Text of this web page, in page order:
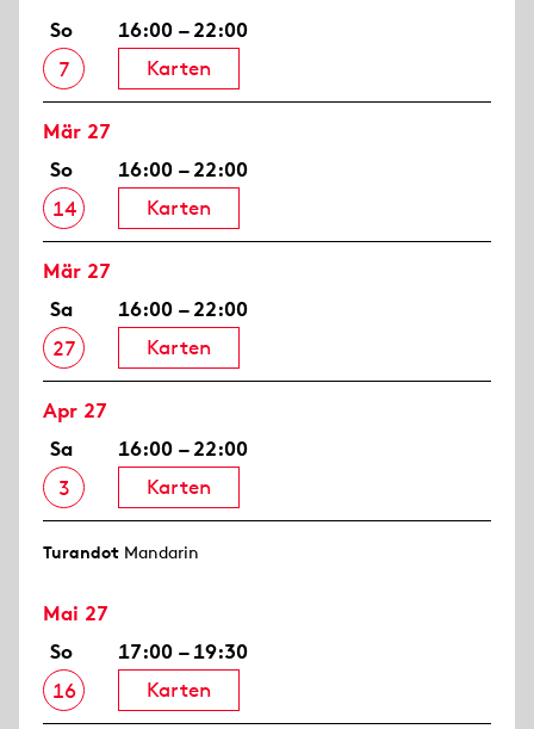
So
7
16:00 – 22:00
Karten
Mär 27
So
14
16:00 – 22:00
Karten
Mär 27
Sa
27
16:00 – 22:00
Karten
Apr 27
Sa
3
16:00 – 22:00
Karten
Turandot Mandarin
Mai 27
So
16
17:00 – 19:30
Karten